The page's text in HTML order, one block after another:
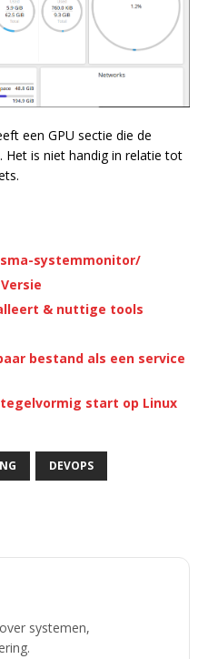
een GPU sectie die de
Het is niet handig in relatie tot
systemmonitor/
& nuttige tools
bestand als een service
start op Linux
DEVOPS
systemen,